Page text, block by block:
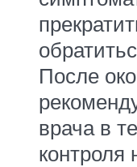
После
врача в
контроля